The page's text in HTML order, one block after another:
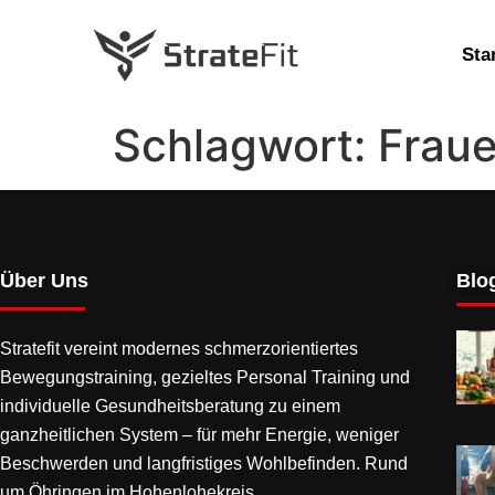
Schlagwort:
Über Uns
Stratefit vereint modernes schmerzorientiertes
Bewegungstraining, gezieltes Personal Training und
individuelle Gesundheitsberatung zu einem
ganzheitlichen System – für mehr Energie, weniger
Beschwerden und langfristiges Wohlbefinden. Rund